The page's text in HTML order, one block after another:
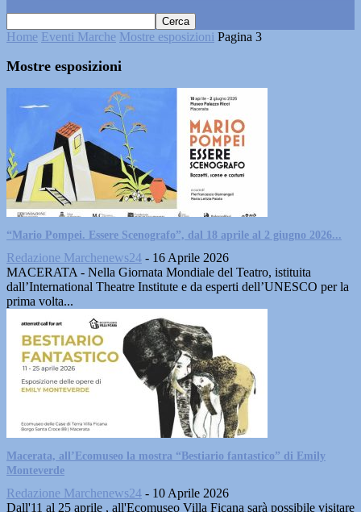
Home Eventi Marche Mostre esposizioni Pagina 3
Mostre esposizioni
“Mario Pompei. Essere Scenografo”, dal 18 aprile al 2 giugno 2026...
Redazione Marchenews24 - 16 Aprile 2026
MACERATA - Nella Giornata Mondiale del Teatro, istituita
dall’International Theatre Institute e da esperti dell’UNESCO per la
prima volta...
Macerata, all’Ecomuseo la mostra “Bestiario fantastico” di Emily
Monteverde
Redazione Marchenews24 - 10 Aprile 2026
Dall'11 al 25 aprile , all'Ecomuseo Villa Ficana sarà possibile visitare